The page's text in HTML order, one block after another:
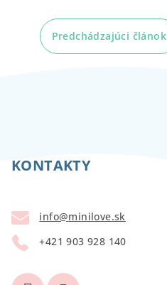
Predchádzajúci článok
KONTAKTY
info@minilove.sk
+421 903 928 140